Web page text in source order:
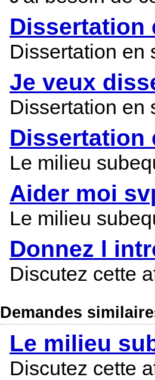
Dissertation
Dissertation en
Je veux
Dissertation en
Dissertation
Le milieu
Aider moi
Le milieu
Donnez l
Discutez cette
Demandes
Le milieu
Discutez cette